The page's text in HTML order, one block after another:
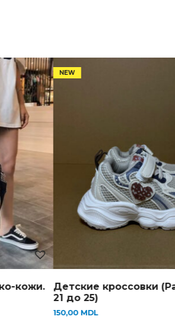
Детские кроссовки
21 до 25)
150,00MDL